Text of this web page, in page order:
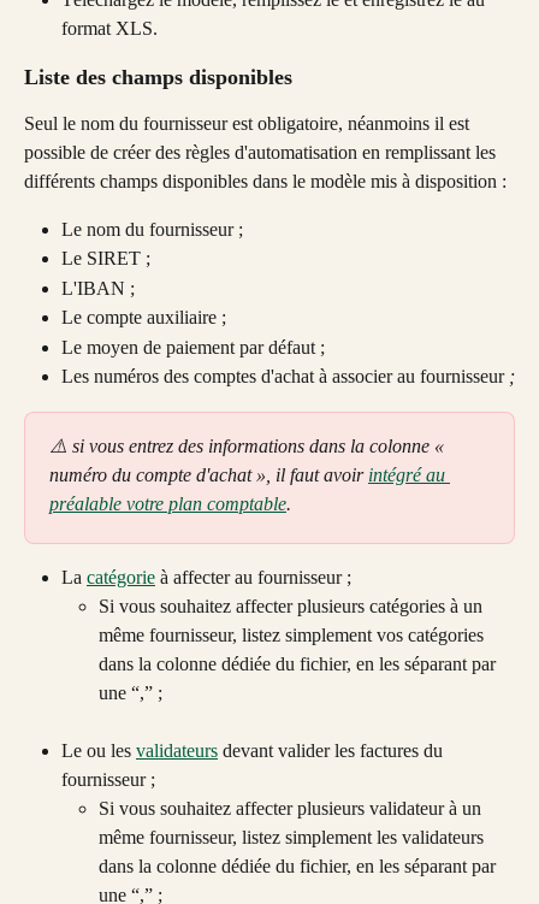
format XLS.
Liste des champs disponibles
Seul le nom du fournisseur est obligatoire, néanmoins il est
possible de créer des règles d'automatisation en remplissant les
différents champs disponibles dans le modèle mis à disposition :
Le nom du fournisseur ;
Le SIRET ;
L'IBAN ;
Le compte auxiliaire ;
Le moyen de paiement par défaut ;
Les numéros des comptes d'achat à associer au fournisseur ;
⚠️ si vous entrez des informations dans la colonne «
numéro du compte d'achat », il faut avoir intégré au
préalable votre plan comptable.
La catégorie à affecter au fournisseur ;
Si vous souhaitez affecter plusieurs catégories à un
même fournisseur, listez simplement vos catégories
dans la colonne dédiée du fichier, en les séparant par
une “,” ;
Le ou les validateurs devant valider les factures du
fournisseur ;
Si vous souhaitez affecter plusieurs validateur à un
même fournisseur, listez simplement les validateurs
dans la colonne dédiée du fichier, en les séparant par
une “,” ;